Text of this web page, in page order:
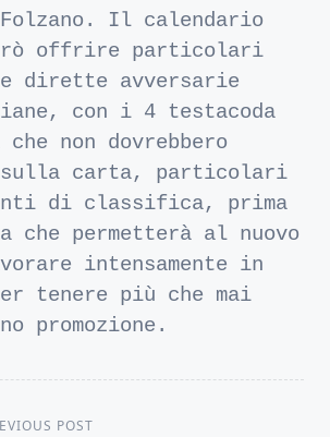
Il calendario
offrire particolari
dirette avversarie
con i 4 testacoda
non dovrebbero
carta, particolari
di classifica, prima
che permetterà al nuovo
intensamente in
tenere più che mai
promozione.
POST